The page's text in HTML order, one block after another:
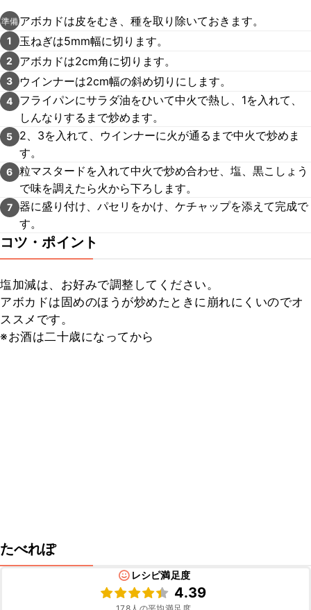
準備 アボカドは皮をむき、種を取り除いておきます。
1 玉ねぎは5mm幅に切ります。
2 アボカドは2cm角に切ります。
3 ウインナーは2cm幅の斜め切りにします。
4
フライパンにサラダ油をひいて中火で熱し、1を入れて、
しんなりするまで炒めます。
5
2、3を入れて、ウインナーに火が通るまで中火で炒めま
す。
6 粒マスタードを入れて中火で炒め合わせ、塩、黒こしょう
で味を調えたら火から下ろします。
7 器に盛り付け、パセリをかけ、ケチャップを添えて完成で
す。
コツ・ポイント
塩加減は、お好みで調整してください。
アボカドは固めのほうが炒めたときに崩れにくいのでオ
ススメです。
※お酒は二十歳になってから
たべれぽ
レシピ満足度
4.39